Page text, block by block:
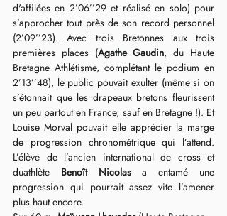
d'affilées en 2’06’’29 et réalisé en solo) pour
s’approcher tout près de son record personnel
(2’09’’23). Avec trois Bretonnes aux trois
premières places (Agathe Gaudin, du Haute
Bretagne Athlétisme, complétant le podium en
2’13’’48), le public pouvait exulter (même si on
s’étonnait que les drapeaux bretons fleurissent
un peu partout en France, sauf en Bretagne !). Et
Louise Morval pouvait elle apprécier la marge
de progression chronométrique qui l’attend.
L’élève de l’ancien international de cross et
duathlète Benoît Nicolas a entamé une
progression qui pourrait assez vite l’amener
plus haut encore.